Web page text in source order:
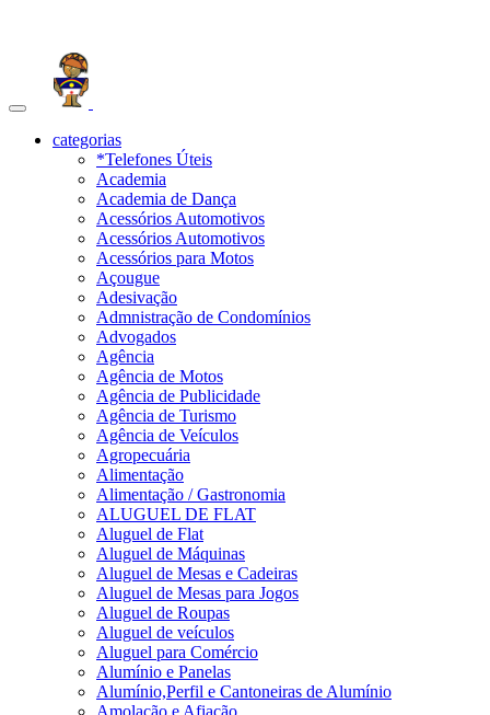
Toggle
navigationcategorias
*Telefones Úteis
Academia
Academia de Dança
Acessórios Automotivos
Acessórios Automotivos
Acessórios para Motos
Açougue
Adesivação
Admnistração de Condomínios
Advogados
Agência
Agência de Motos
Agência de Publicidade
Agência de Turismo
Agência de Veículos
Agropecuária
Alimentação
Alimentação / Gastronomia
ALUGUEL DE FLAT
Aluguel de Flat
Aluguel de Máquinas
Aluguel de Mesas e Cadeiras
Aluguel de Mesas para Jogos
Aluguel de Roupas
Aluguel de veículos
Aluguel para Comércio
Alumínio e Panelas
Alumínio,Perfil e Cantoneiras de Alumínio
Amolação e Afiação